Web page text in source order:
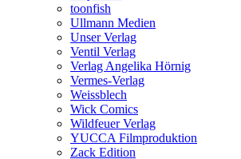
toonfish
Ullmann Medien
Unser Verlag
Ventil Verlag
Verlag Angelika Hörnig
Vermes-Verlag
Weissblech
Wick Comics
Wildfeuer Verlag
YUCCA Filmproduktion
Zack Edition